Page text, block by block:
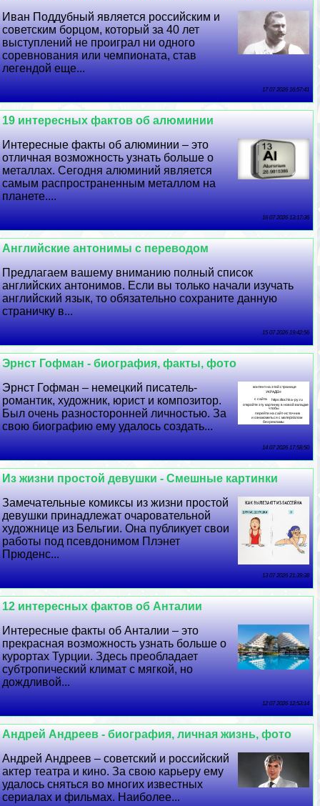
Иван Поддубный является российским и
советским борцом, который за 40 лет
выступлений не проиграл ни одного
соревнования или чемпионата, став
легендой еще...
17 07 2026 16:57:41
19 интересных фактов об алюминии
Интересные факты об алюминии – это
отличная возможность узнать больше о
металлах. Сегодня алюминий является
самым распространенным металлом на
планете....
16 07 2026 13:17:36
Английские антонимы с переводом
Предлагаем вашему вниманию полный список
английских антонимов. Если вы только начали изучать
английский язык, то обязательно сохраните данную
страничку в...
15 07 2026 19:42:56
Эрнст Гофман - биография, факты, фото
Эрнст Гофман – немецкий писатель-
романтик, художник, юрист и композитор.
Был очень разносторонней личностью. За
свою биографию ему удалось создать...
14 07 2026 17:58:50
Из жизни простой дeвyшки - Смешные картинки
Замечательные комиксы из жизни простой
дeвyшки принадлежат очаровательной
художнице из Бельгии. Она публикует свои
работы под псевдонимом Плэнет
Прюденс...
13 07 2026 21:39:38
12 интересных фактов об Анталии
Интересные факты об Анталии – это
прекрасная возможность узнать больше о
курортах Турции. Здесь преобладает
субтропический климат с мягкой, но
дождливой...
12 07 2026 12:53:14
Андрей Андреев - биография, личная жизнь, фото
Андрей Андреев – советский и российский
актер театра и кино. За свою карьеру ему
удалось сняться во многих известных
сериалах и фильмах. Наиболее...